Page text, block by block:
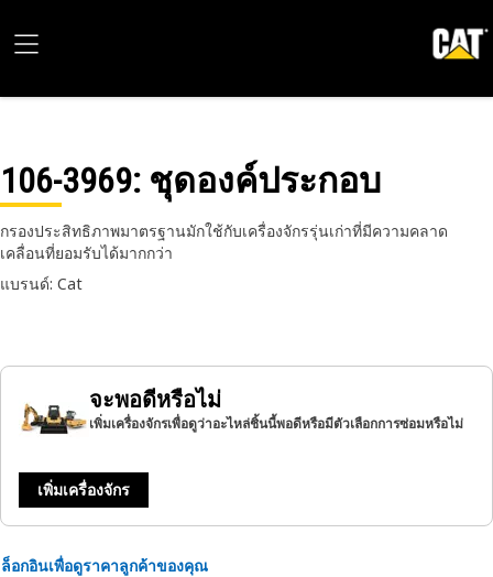
106-3969: ชุดองค์ประกอบ
กรองประสิทธิภาพมาตรฐานมักใช้กับเครื่องจักรรุ่นเก่าที่มีความคลาด
เคลื่อนที่ยอมรับได้มากกว่า
แบรนด์: Cat
จะพอดีหรือไม่
เพิ่มเครื่องจักรเพื่อดูว่าอะไหล่ชิ้นนี้พอดีหรือมีตัวเลือกการซ่อมหรือไม่
เพิ่มเครื่องจักร
ล็อกอินเพื่อดูราคาลูกค้าของคุณ